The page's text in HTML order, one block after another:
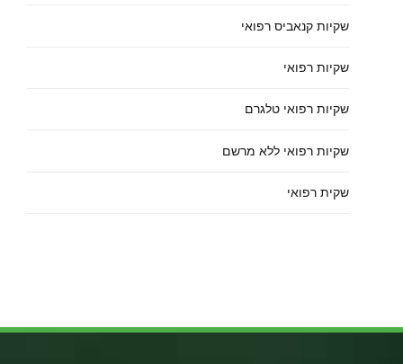
שקיות קנאביס רפואי
שקיות רפואי
שקיות רפואי טלגרם
שקיות רפואי ללא מרשם
שקית רפואי